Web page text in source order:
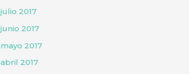
julio 2017
junio 2017
mayo 2017
abril 2017